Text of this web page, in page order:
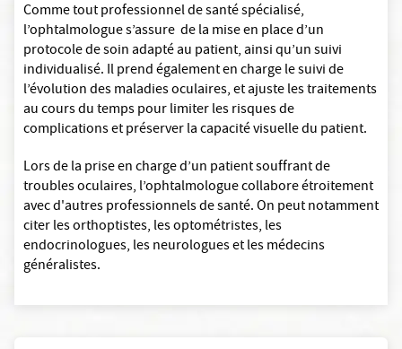
Comme tout professionnel de santé spécialisé,
l’ophtalmologue s’assure de la mise en place d’un
protocole de soin adapté au patient, ainsi qu’un suivi
individualisé. Il prend également en charge le suivi de
l’évolution des maladies oculaires, et ajuste les traitements
au cours du temps pour limiter les risques de
complications et préserver la capacité visuelle du patient.
Lors de la prise en charge d’un patient souffrant de
troubles oculaires, l’ophtalmologue collabore étroitement
avec d'autres professionnels de santé. On peut notamment
citer les orthoptistes, les optométristes, les
endocrinologues, les neurologues et les médecins
généralistes.